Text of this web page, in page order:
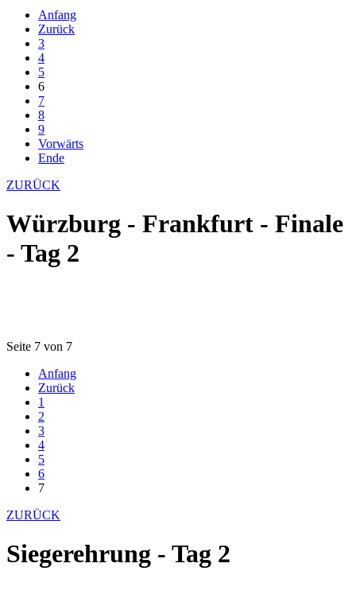
Anfang
Zurück
3
4
5
6
7
8
9
Vorwärts
Ende
ZURÜCK
Würzburg - Frankfurt - Finale
- Tag 2
Seite 7 von 7
Anfang
Zurück
1
2
3
4
5
6
7
ZURÜCK
Siegerehrung - Tag 2